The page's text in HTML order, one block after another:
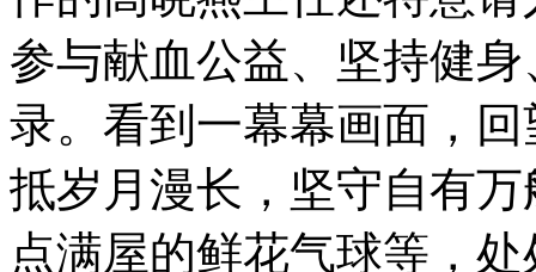
参与献血公益、坚持健
录。看到一幕幕画面，
抵岁月漫长，坚守自有
点满屋的鲜花气球等，